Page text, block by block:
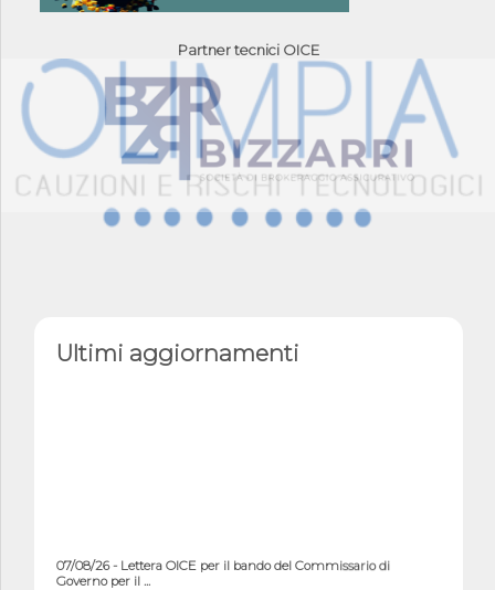
Partner tecnici OICE
Ultimi aggiornamenti
07/08/26 - Lettera OICE per il bando del Commissario di
Governo per il ...